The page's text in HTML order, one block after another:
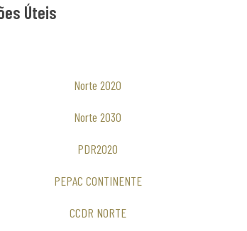
Úteis
Norte 2020
Norte 2030
PDR2020
PEPAC CONTINENTE
CCDR NORTE